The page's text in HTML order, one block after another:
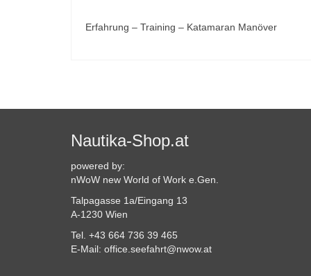
Erfahrung – Training – Katamaran Manöver
Nautika-Shop.at
powered by:
nWoW new World of Work e.Gen.
Talpagasse 1a/Eingang 13
A-1230 Wien
Tel. +43 664 736 39 465
E-Mail: office.seefahrt@nwow.at